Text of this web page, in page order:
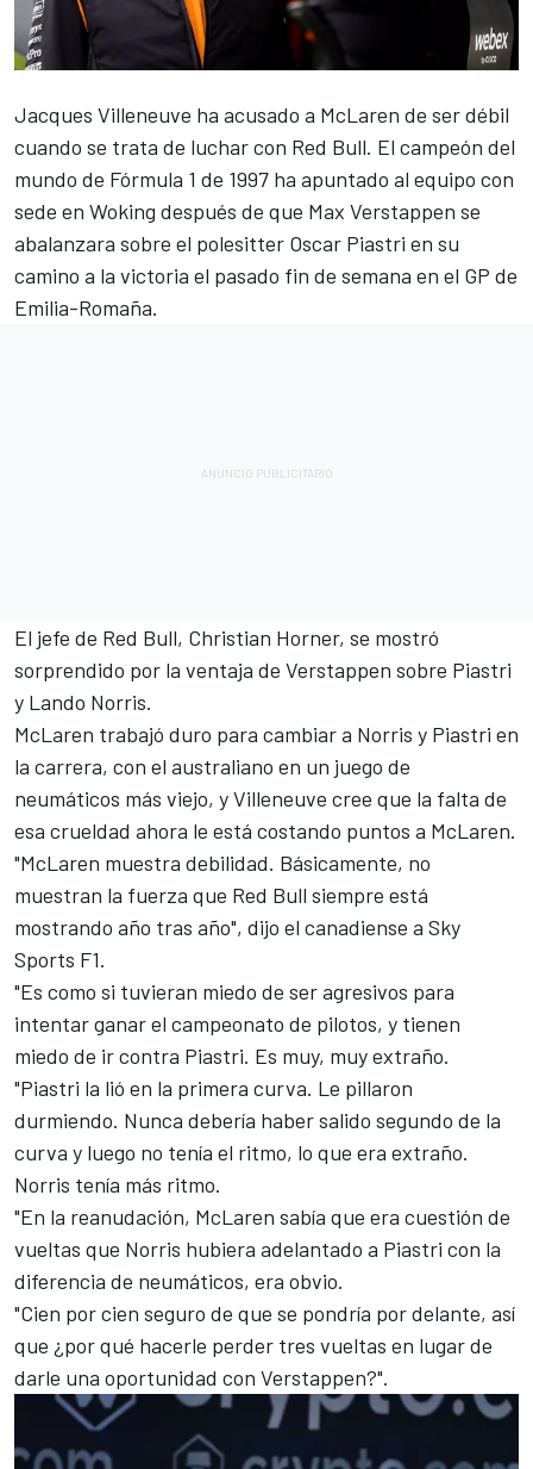
Jacques Villeneuve ha acusado a McLaren de ser débil
cuando se trata de luchar con Red Bull. El campeón del
mundo de Fórmula 1 de 1997 ha apuntado al equipo con
sede en Woking después de que Max Verstappen se
abalanzara sobre el polesitter Oscar Piastri en su
camino a la victoria el pasado fin de semana en el GP de
Emilia-Romaña.
El jefe de Red Bull, Christian Horner, se mostró
sorprendido por la ventaja de Verstappen sobre Piastri
y Lando Norris.
McLaren trabajó duro para cambiar a Norris y Piastri en
la carrera, con el australiano en un juego de
neumáticos más viejo, y Villeneuve cree que la falta de
esa crueldad ahora le está costando puntos a McLaren.
"McLaren muestra debilidad. Básicamente, no
muestran la fuerza que Red Bull siempre está
mostrando año tras año", dijo el canadiense a Sky
Sports F1.
"Es como si tuvieran miedo de ser agresivos para
intentar ganar el campeonato de pilotos, y tienen
miedo de ir contra Piastri. Es muy, muy extraño.
"Piastri la lió en la primera curva. Le pillaron
durmiendo. Nunca debería haber salido segundo de la
curva y luego no tenía el ritmo, lo que era extraño.
Norris tenía más ritmo.
"En la reanudación, McLaren sabía que era cuestión de
vueltas que Norris hubiera adelantado a Piastri con la
diferencia de neumáticos, era obvio.
"Cien por cien seguro de que se pondría por delante, así
que ¿por qué hacerle perder tres vueltas en lugar de
darle una oportunidad con Verstappen?".